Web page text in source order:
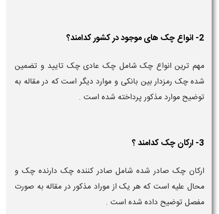
2- انواع چک های موجود در کشور کدامند؟
مهم ترین انواع چک شامل چک عادی چک تایید و تضمین
شده چک رمزدار بین بانکی و موارد دیگر است که در مقاله به
توضیح موارد مذکور پرداخته شده است .
3- ارکان چک کدامند ؟
ارکان چک صادر شده شامل صادر کننده چک دارنده چک و
محال علیه است که هر یک از موراد مذکور در مقاله به صورت
مفصل توضیح داده شده است .